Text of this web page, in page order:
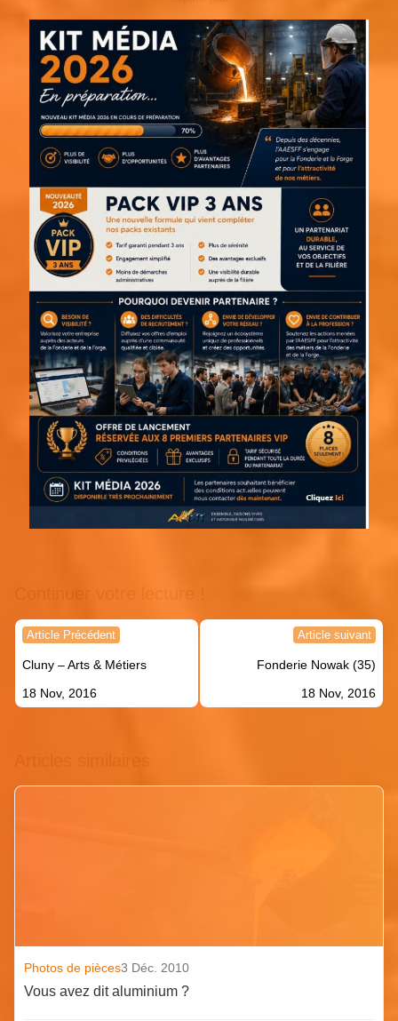
Navigation
l’article
Article Précédent
Cluny – Arts & Métiers
18 Nov, 2016
Article suivant
Fonderie Nowak (35)
18 Nov, 2016
Photos de pièces3 Déc. 2010
Vous avez dit aluminium ?